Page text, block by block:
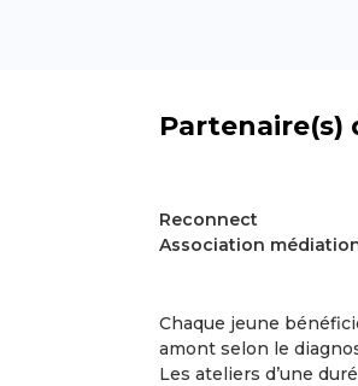
Partenaire(s)
Reconnect
Association
Chaque jeune
amont selon le
Les ateliers d’une